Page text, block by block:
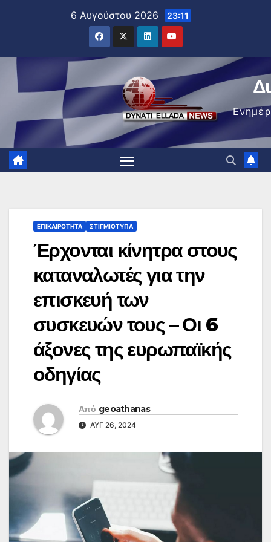
6 Αυγούστου 2026 23:11
ΕΠΙΚΑΙΡΌΤΗΤΑ ΣΤΙΓΜΙΌΤΥΠΑ
Έρχονται κίνητρα στους
καταναλωτές για την
επισκευή των
συσκευών τους – Οι 6
άξονες της ευρωπαϊκής
οδηγίας
Από geoathanas
ΑΥΓ 26, 2024